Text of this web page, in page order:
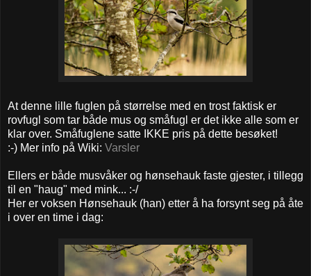
At denne lille fuglen på størrelse med en trost faktisk er
rovfugl som tar både mus og småfugl er det ikke alle som er
klar over. Småfuglene satte IKKE pris på dette besøket!
:-) Mer info på Wiki: Varsler
Ellers er både musvåker og hønsehauk faste gjester, i tillegg
til en "haug" med mink... :-/
Her er voksen Hønsehauk (han) etter å ha forsynt seg på åte
i over en time i dag: